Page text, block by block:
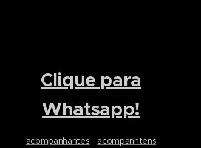
Clique para
Whatsapp!
acompanhantes - acompanhtens